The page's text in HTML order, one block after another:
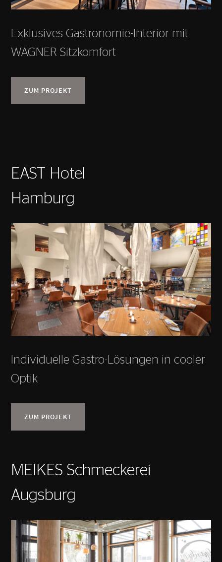
Exklusives Gastronomie-Interior mit
WAGNER Sitzkomfort
ZUM PROJEKT
EAST Hotel
Hamburg
Individuelle Gastro-Lösungen in cooler
Optik
ZUM PROJEKT
MEIKES Schmeckerei
Augsburg